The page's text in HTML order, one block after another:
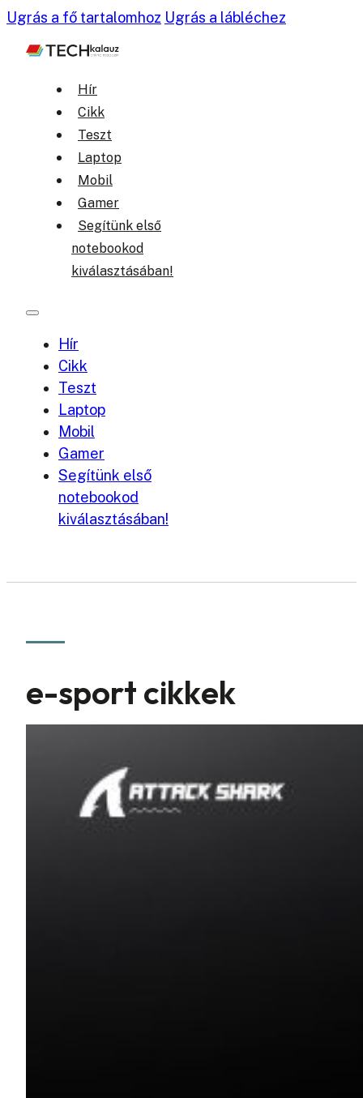
Ugrás a fő tartalomhoz Ugrás a lábléchez
Hír
Cikk
Teszt
Laptop
Mobil
Gamer
Segítünk első
notebookod
kiválasztásában!
Hír
Cikk
Teszt
Laptop
Mobil
Gamer
Segítünk első
notebookod
kiválasztásában!
e-sport cikkek